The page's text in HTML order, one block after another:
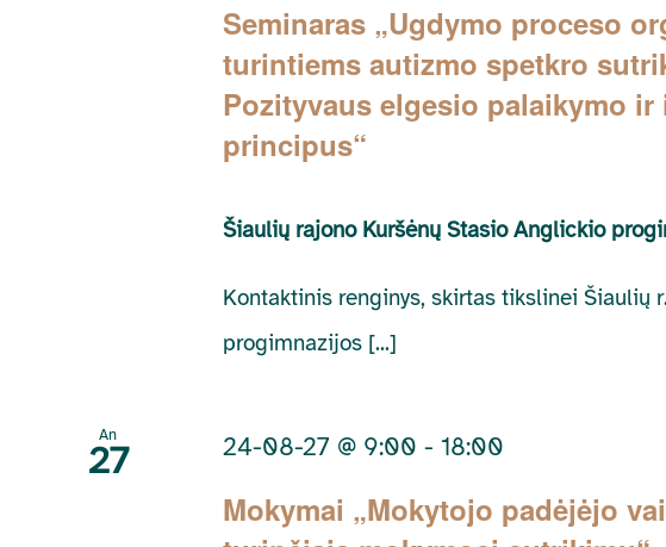
Seminaras „Ugdymo proceso
turintiems autizmo spetkro
Pozityvaus elgesio palaikymo
principus“
Šiaulių rajono Kuršėnų Stasio Anglickio
Kontaktinis renginys, skirtas tikslinei Šiaulių
progimnazijos [...]
An
27
Mokymai „Mokytojo padėjėjo
24-08-27 @ 9:00 -18:00